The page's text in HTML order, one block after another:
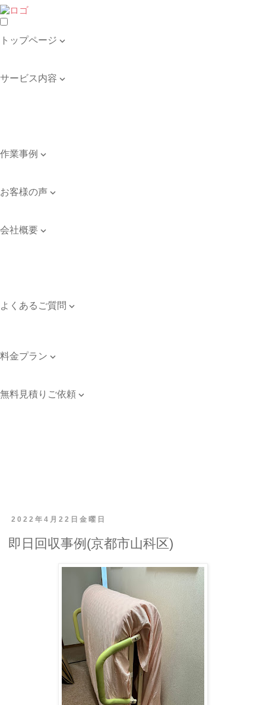
トップページ 
サービス内容 
作業事例 
お客様の声 
会社概要 
よくあるご質問 
料金プラン 
無料見積りご依頼 
2022年4月22日金曜日
即日回収事例(京都市山科区)